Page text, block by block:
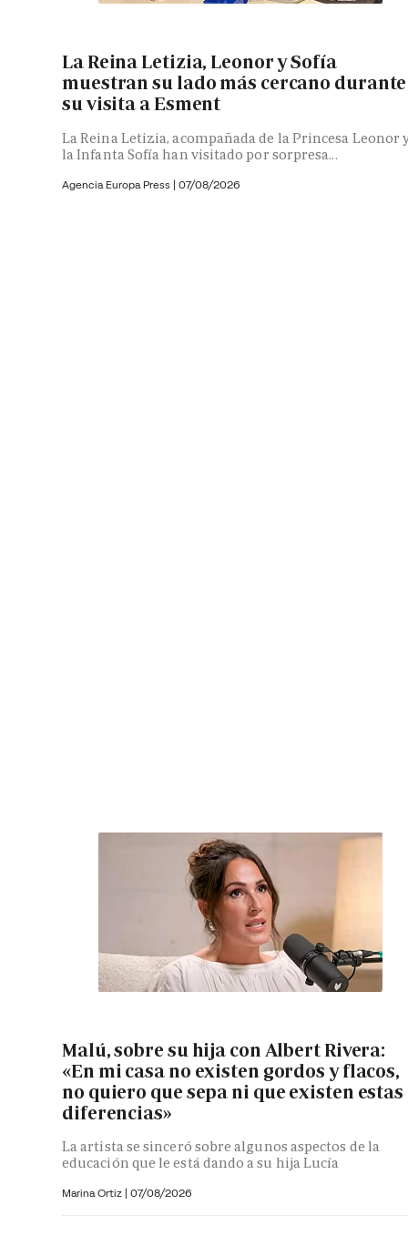
La Reina Letizia, Leonor y Sofía
muestran su lado más cercano durante
su visita a Esment
La Reina Letizia, acompañada de la Princesa Leonor
la Infanta Sofía han visitado por sorpresa...
Agencia Europa Press | 07/08/2026
Malú, sobre su hija con Albert Rivera:
«En mi casa no existen gordos y flacos,
no quiero que sepa ni que existen estas
diferencias»
La artista se sinceró sobre algunos aspectos de la
educación que le está dando a su hija Lucía
Marina Ortiz | 07/08/2026